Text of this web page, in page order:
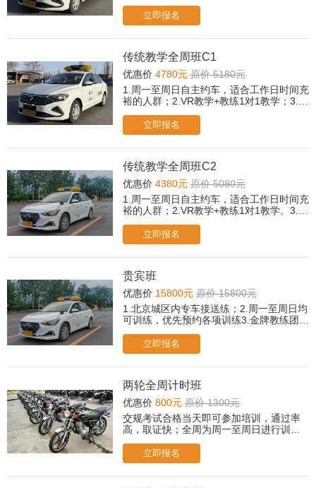
前模拟。（遇忙或无人接听可后台提交报
名，老师会尽快与您联系！）
立即报名
传统教学全周班C1
优惠价 4780元 原价 5180元
1.周一至周日自主约车，适合工作日时间充
裕的人群；2.VR教学+教练1对1教学；3.所
听可后台提交报名，老师会尽快与您联
系！）
立即报名
传统教学全周班C2
优惠价 4380元 原价 5080元
1.周一至周日自主约车，适合工作日时间充
裕的人群；2.VR教学+教练1对1教学。3.所
听可后台提交报名，老师会尽快与您联
系！）
立即报名
贵宾班
优惠价 15800元 原价 15800元
1.北京城区内专车接送练；2.周一至周日均
可训练，优先预约各项训练3.金牌教练团队
人工+智能/传统教学双模式，自由选择；5.
专属贵宾休息室茶歇、冷饮、小食、餐
点；6.取证后，赠送摩托车驾驶培训课程；
立即报名
两轮全周计时班
优惠价 800元 原价 1300元
交规考试合格当天即可参加培训，通过率
高，取证快；全周为周一至周日进行训
立即报名